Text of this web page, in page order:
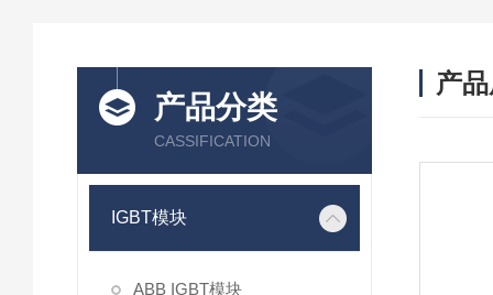
产品分类
CASSIFICATION
IGBT模块
ABB IGBT模块
产